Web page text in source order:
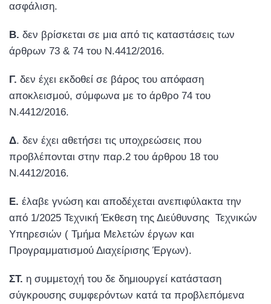
ασφάλιση.
Β. δεν βρίσκεται σε μια από τις καταστάσεις των
άρθρων 73 & 74 του Ν.4412/2016.
Γ. δεν έχει εκδοθεί σε βάρος του απόφαση
αποκλεισμού, σύμφωνα με το άρθρο 74 του
Ν.4412/2016.
Δ. δεν έχει αθετήσει τις υποχρεώσεις που
προβλέπονται στην παρ.2 του άρθρου 18 του
Ν.4412/2016.
Ε. έλαβε γνώση και αποδέχεται ανεπιφύλακτα την
από 1/2025 Τεχνική Έκθεση της Διεύθυνσης Τεχνικών
Υπηρεσιών ( Τμήμα Μελετών έργων και
Προγραμματισμού Διαχείρισης Έργων).
ΣΤ. η συμμετοχή του δε δημιουργεί κατάσταση
σύγκρουσης συμφερόντων κατά τα προβλεπόμενα